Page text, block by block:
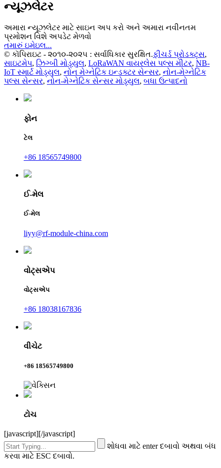
ન્યૂઝલેટર
અમારા ન્યૂઝલેટર માટે સાઇન અપ કરો અને અમારા નવીનતમ
પ્રમોશન વિશે અપડેટ મેળવો
તમારું ઇમેઇલ...
© કૉપિરાઇટ - ૨૦૧૦-૨૦૨૫ : સર્વાધિકાર સુરક્ષિત.ફીચર્ડ પ્રોડક્ટ્સ,
સાઇટમેપ, ઝિગ્બી મોડ્યુલ, LoRaWAN વાયરલેસ પલ્સ મીટર, NB-
IoT સ્માર્ટ મોડ્યુલ, નોન મેગ્નેટિક ઇન્ડક્ટર સેન્સર, નોન-મેગ્નેટિક
પલ્સ સેન્સર, નોન-મેગ્નેટિક સેન્સર મોડ્યુલ, બધા ઉત્પાદનો
ફોન
ટેલ
+86 18565749800
ઈ-મેલ
ઈ-મેલ
liyy@rf-module-china.com
વોટ્સએપ
વોટ્સએપ
+86 18038167836
વીચેટ
+86 18565749800
ટોચ
[javascript][/javascript]
શોધવા માટે enter દબાવો અથવા બંધ
કરવા માટે ESC દબાવો.